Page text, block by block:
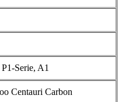
Serie, A1
Centauri Carbon